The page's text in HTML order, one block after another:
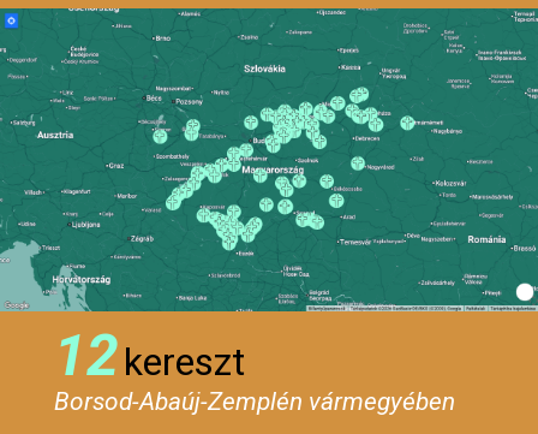
12kereszt
Borsod-Abaúj-Zemplén vármegyében